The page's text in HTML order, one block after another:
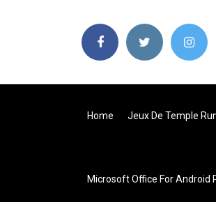
Home Jeux De Temple
Microsoft Office For Android